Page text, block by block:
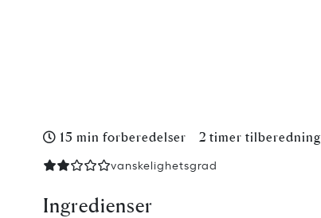
15 min forberedelser 2 timer tilberedning
vanskelighetsgrad
Ingredienser